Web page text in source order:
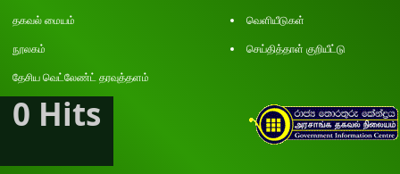
தகவல் மையம்
வெளியீடுகள்
நூலகம்
செய்தித்தாள் குறியீட்டு
தேசிய வெட்லேண்ட் தரவுத்தளம்
0 Hits